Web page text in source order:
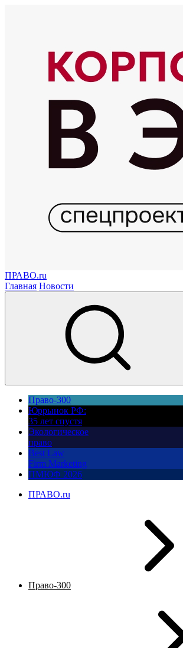
ПРАВО.ru
Главная Новости
Право-300
Юррынок РФ:
35 лет спустя
Экологическое
право
Best Law
Firm Marketing
ПМЮФ 2026
ПРАВО.ru
Право-300